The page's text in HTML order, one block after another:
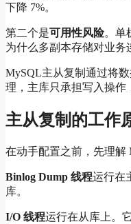
下降 7%。
第二个是可用性风险。单
为什么多副本存储对业务
MySQL主从复制通过将
理，主库只承担写入操作
主从复制的工作
在动手配置之前，先理解
Binlog Dump 线程运行在
库。
I/O 线程运行在从库上。